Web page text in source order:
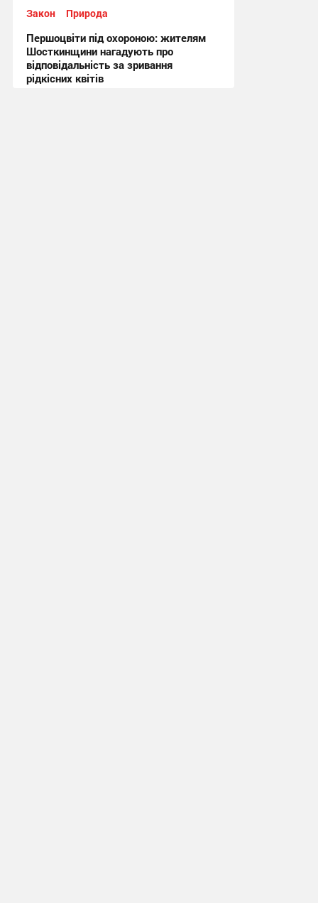
Закон Природа
Першоцвіти під охороною: жителям
Шосткинщини нагадують про
відповідальність за зривання
рідкісних квітів